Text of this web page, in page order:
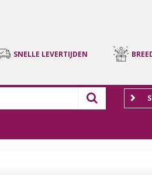
SNELLE LEVERTIJDEN